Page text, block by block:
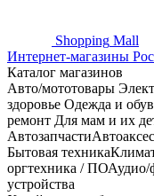
Shopping Mall
Интернет-магазины
Каталог магазинов
Авто/мототовары
здоровье Одежда и
ремонт Для мам и их
Автозапчасти
Бытовая техника
оргтехника / ПОАудио/
устройства